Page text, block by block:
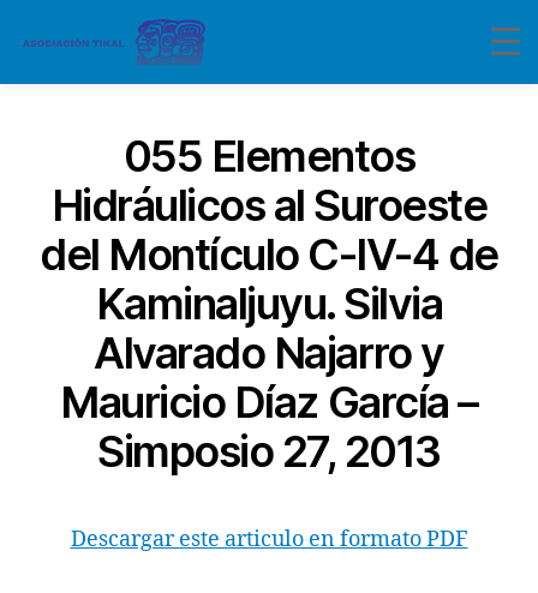
055 Elementos
Hidráulicos al Suroeste
del Montículo C-IV-4 de
Kaminaljuyu. Silvia
Alvarado Najarro y
Mauricio Díaz García –
Simposio 27, 2013
Descargar este articulo en formato PDF